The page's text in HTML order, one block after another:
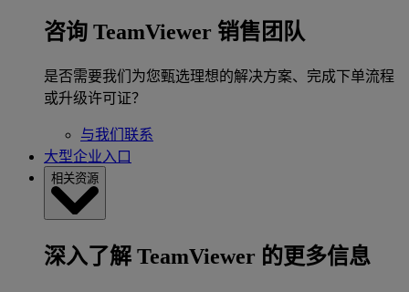
咨询 TeamViewer 销售团队
是否需要我们为您甄选理想的解决方案、完成下单流程
或升级许可证？
与我们联系
大型企业入口
相关资源
深入了解 TeamViewer 的更多信息